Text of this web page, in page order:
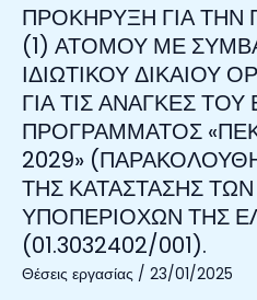
ΕΛΛΑΔΑΣ)
ΜΕ
Κ.Ε.
(01.3032402/001),
«LITTUS
SUPPORT»
ΜΕ
(K.E.01.3002401/001).
ΤΙΣ
ΑΝΑΓΚΕΣ
ΤΟΥ
ΕΡΕΥΝΗΤΙΚΟΥ
ΠΡΟΓΡΑΜΜΑΤΟΣ
«ΛΕΙΤΟΥΡΓΙΑ
ΚΑΙ
ΑΝΑΠΤΥΞΗ
ΕΝΥΔΡΕΙΟΥ
ΚΡΗΤΗΣ»
ΜΕ
ΠΡΟΚΗΡΥΞΗ ΓΙΑ
(1) ΑΤΟΜΟΥ ΜΕ
ΙΔΙΩΤΙΚΟΥ ΔΙΚΑΙΟΥ
ΓΙΑ ΤΙΣ ΑΝΑΓΚΕΣ
ΠΡΟΓΡΑΜΜΑΤΟΣ
2029»
ΤΗΣ ΚΑΤΑΣΤΑΣΗΣ
ΥΠΟΠΕΡΙΟΧΩΝ ΤΗΣ
(01.3032402/001).
Θέσεις εργασίας / 23/01/2025
ΠΡΟΚΗΡΥΞΗ
ΓΙΑ
ΤΗΝ
ΠΡΟΣΛΗΨΗ
ΕΝΟΣ
ΑΤΟΜΟΥ
ΜΕ
ΣΥΜΒΑΣΗ
ΕΡΓΑΣΙΑΣ
ΙΔΙΩΤΙΚΟΥ
ΔΙΚΑΙΟΥ